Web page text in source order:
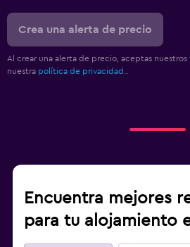
Crea una alerta de precio
Al crear una alerta de precio, aceptas nuestros
nuestra política de privacidad.
Encuentra mejores
para tu alojamiento